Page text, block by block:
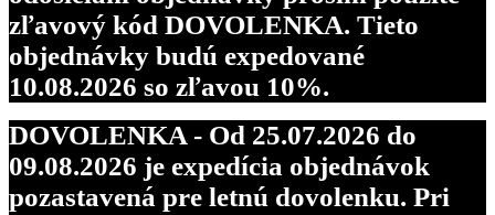
zľavový kód DOVOLENKA. Tieto
objednávky budú expedované
10.08.2026 so zľavou 10%.
DOVOLENKA - Od 25.07.2026 do
09.08.2026 je expedícia objednávok
pozastavená pre letnú dovolenku. Pri